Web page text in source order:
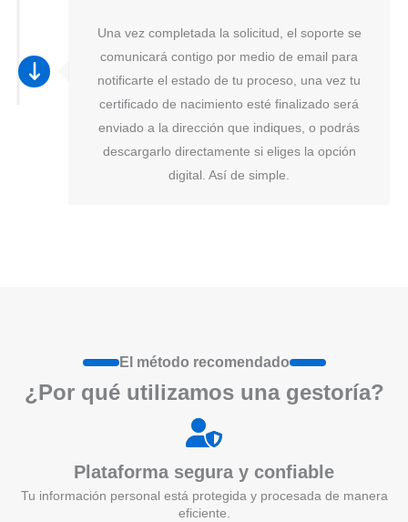
Una vez completada la solicitud, el soporte se
comunicará contigo por medio de email para
notificarte el estado de tu proceso, una vez tu
certificado de nacimiento esté finalizado será
enviado a la dirección que indiques, o podrás
descargarlo directamente si eliges la opción
digital. Así de simple.
El método recomendado
¿Por qué utilizamos una gestoría?
Plataforma segura y confiable
Tu información personal está protegida y procesada de manera
eficiente.